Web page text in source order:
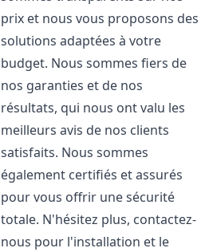
prix et nous vous proposons des
solutions adaptées à votre
budget. Nous sommes fiers de
nos garanties et de nos
résultats, qui nous ont valu les
meilleurs avis de nos clients
satisfaits. Nous sommes
également certifiés et assurés
pour vous offrir une sécurité
totale. N'hésitez plus, contactez-
nous pour l'installation et le